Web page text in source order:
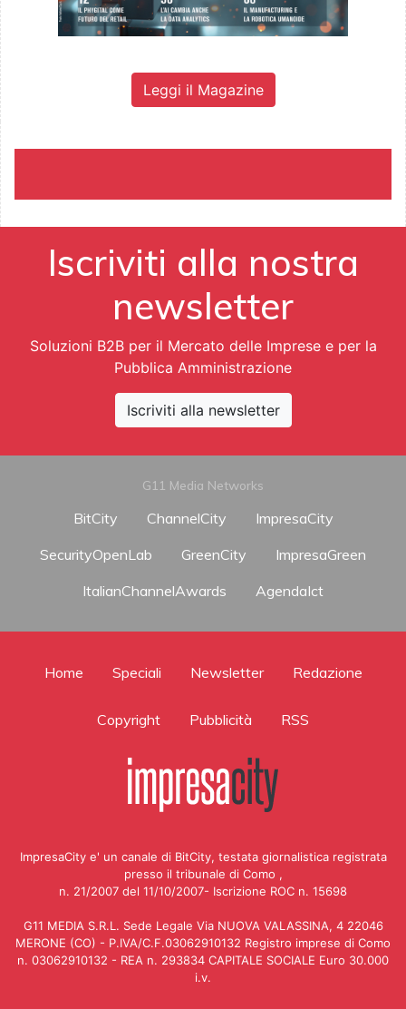
Leggi il Magazine
Iscriviti alla nostra
newsletter
Soluzioni B2B per il Mercato delle Imprese e per la
Pubblica Amministrazione
Iscriviti alla newsletter
G11 Media Networks
BitCity ChannelCity
ImpresaCity
SecurityOpenLab
GreenCity
ImpresaGreen
ItalianChannelAwards
AgendaIct
Home Speciali Newsletter Redazione
Copyright Pubblicità RSS
ImpresaCity e' un canale di BitCity, testata giornalistica registrata
presso il tribunale di Como ,
n. 21/2007 del 11/10/2007- Iscrizione ROC n. 15698
G11 MEDIA S.R.L. Sede Legale Via NUOVA VALASSINA, 4 22046
MERONE (CO) - P.IVA/C.F.03062910132 Registro imprese di Como
n. 03062910132 - REA n. 293834 CAPITALE SOCIALE Euro 30.000
i.v.